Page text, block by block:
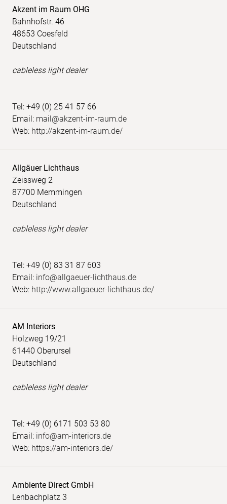
Akzent im Raum OHG
Bahnhofstr. 46
48653 Coesfeld
Deutschland
cableless light dealer
Tel: +49 (0) 25 41 57 66
Email: mail@akzent-im-raum.de
Web: http://akzent-im-raum.de/
Allgäuer Lichthaus
Zeissweg 2
87700 Memmingen
Deutschland
cableless light dealer
Tel: +49 (0) 83 31 87 603
Email: info@allgaeuer-lichthaus.de
Web: http://www.allgaeuer-lichthaus.de/
AM Interiors
Holzweg 19/21
61440 Oberursel
Deutschland
cableless light dealer
Tel: +49 (0) 6171 503 53 80
Email: info@am-interiors.de
Web: https://am-interiors.de/
Ambiente Direct GmbH
Lenbachplatz 3